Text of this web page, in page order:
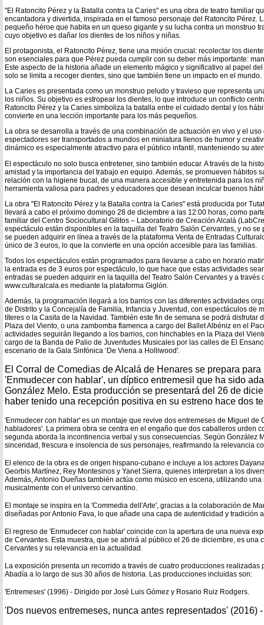
"El Ratoncito Pérez y la Batalla contra la Caries" es una obra de teatro familiar
encantadora y divertida, inspirada en el famoso personaje del Ratoncito Pérez.
pequeño héroe que habita en un queso gigante y su lucha contra un monstruo
cuyo objetivo es dañar los dientes de los niños y niñas.
El protagonista, el Ratoncito Pérez, tiene una misión crucial: recolectar los
son esenciales para que Pérez pueda cumplir con su deber más importante:
Este aspecto de la historia añade un elemento mágico y significativo al papel
solo se limita a recoger dientes, sino que también tiene un impacto en el mundo.
La Caries es presentada como un monstruo peludo y travieso que representa
los niños. Su objetivo es estropear los dientes, lo que introduce un conflicto
Ratoncito Pérez y la Caries simboliza la batalla entre el cuidado dental y los
convierte en una lección importante para los más pequeños.
La obra se desarrolla a través de una combinación de actuación en vivo y el
espectadores ser transportados a mundos en miniatura llenos de humor y
dinámico es especialmente atractivo para el público infantil, manteniendo su
El espectáculo no solo busca entretener, sino también educar. A través de la
amistad y la importancia del trabajo en equipo. Además, se promueven hábitos
relación con la higiene bucal, de una manera accesible y entretenida para los
herramienta valiosa para padres y educadores que desean inculcar buenos
La obra "El Ratoncito Pérez y la Batalla contra la Caries" está producida por
llevará a cabo el próximo domingo 28 de diciembre a las 12:00 horas, como
familiar del Centro Sociocultural Gilitos – Laboratorio de Creación Alcalá
espectáculo están disponibles en la taquilla del Teatro Salón Cervantes, y no se
se pueden adquirir en línea a través de la plataforma Venta de Entradas
único de 3 euros, lo que la convierte en una opción accesible para las familias.
Todos los espectáculos están programados para llevarse a cabo en horario
la entrada es de 3 euros por espectáculo, lo que hace que estas actividades
entradas se pueden adquirir en la taquilla del Teatro Salón Cervantes y a través
www.culturalcala.es mediante la plataforma Giglón.
Además, la programación llegará a los barrios con las diferentes actividades
de Distrito y la Concejalía de Familia, Infancia y Juventud, con espectáculos de
títeres o la Casita de la Navidad. También este fin de semana se podrá disfrutar
Plaza del Viento, o una zambomba flamenca a cargo del Ballet Albéniz en el
actividades seguirán llegando a los barrios, con hinchables en la Plaza del
cargo de la Banda de Palio de Juventudes Musicales por las calles de El
escenario de la Gala Sinfónica ‘De Viena a Holliwood'.
El Corral de Comedias de Alcalá de Henares se prepara
'Enmudecer con hablar', un díptico entremesil que ha sido
González Melo. Esta producción se presentará del 26 de
haber tenido una recepción positiva en su estreno hace dos
'Enmudecer con hablar' es un montaje que revive dos entremeses de Miguel de
habladores'. La primera obra se centra en el engaño que dos caballeros urden
segunda aborda la incontinencia verbal y sus consecuencias. Según González
sinceridad, frescura e insolencia de sus personajes, reafirmando la relevancia
El elenco de la obra es de origen hispano-cubano e incluye a los actores
Georbis Martínez, Rey Montesinos y Yanet Sierra, quienes interpretan a los
Además, Antonio Dueñas también actúa como músico en escena, utilizando
musicalmente con el universo cervantino.
El montaje se inspira en la 'Commedia dell'Arte', gracias a la colaboración de
diseñadas por Antonio Fava, lo que añade una capa de autenticidad y tradición
El regreso de 'Enmudecer con hablar' coincide con la apertura de una nueva
de Cervantes. Esta muestra, que se abrirá al público el 26 de diciembre, es una
Cervantes y su relevancia en la actualidad.
La exposición presenta un recorrido a través de cuatro producciones realizadas
Abadía a lo largo de sus 30 años de historia. Las producciones incluidas son:
'Entremeses' (1996) - Dirigido por José Luis Gómez y Rosario Ruiz Rodgers.
'Dos nuevos entremeses, nunca antes representados' (2016)